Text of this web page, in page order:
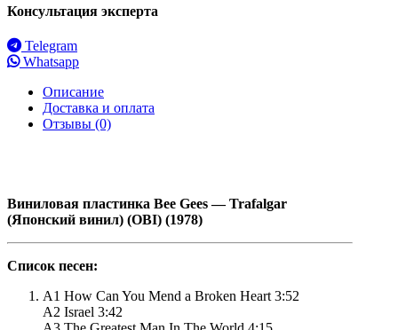
Консультация эксперта
Telegram
Whatsapp
Описание
Доставка и оплата
Отзывы (0)
Виниловая пластинка Bee Gees — Trafalgar
(Японский винил) (OBI) (1978)
Список песен:
A1 How Can You Mend a Broken Heart 3:52
A2 Israel 3:42